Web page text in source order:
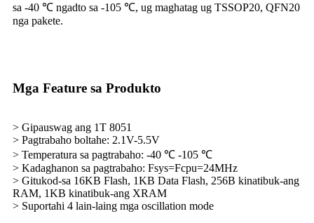
sa -40 ℃ ngadto sa -105 ℃, ug maghatag ug TSSOP20, QFN20
nga pakete.
Mga Feature sa Produkto
> Gipauswag ang 1T 8051
> Pagtrabaho boltahe: 2.1V-5.5V
> Temperatura sa pagtrabaho: -40 ℃ -105 ℃
> Kadaghanon sa pagtrabaho: Fsys=Fcpu=24MHz
> Gitukod-sa 16KB Flash, 1KB Data Flash, 256B kinatibuk-ang
RAM, 1KB kinatibuk-ang XRAM
> Suportahi 4 lain-laing mga oscillation mode